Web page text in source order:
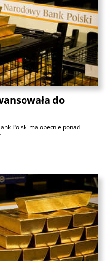
do
Polski ma obecnie ponad